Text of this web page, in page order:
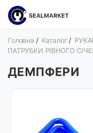
Головна / Каталог /
ПАТРУБКИ РІВНОГО
ДЕМПФЕРИ